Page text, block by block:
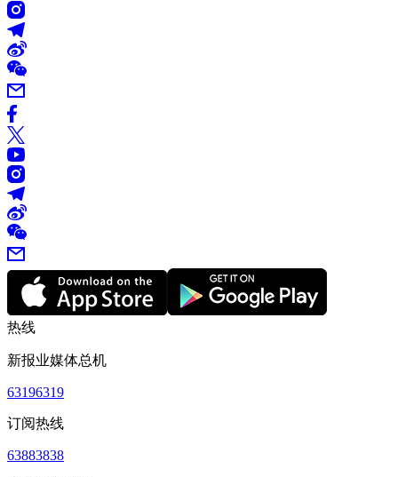
热线
新报业媒体总机
63196319
订阅热线
63883838